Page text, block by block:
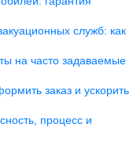
служб: как
на часто задаваемые
заказ и ускорить
процесс и